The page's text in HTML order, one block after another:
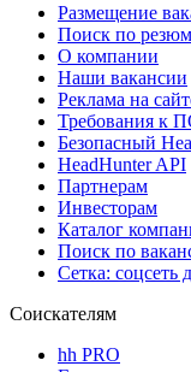
Размещение
Поиск по
О компании
Наши вакансии
Реклама на
Требования к
Безопасный
HeadHunter API
Партнерам
Инвесторам
Каталог
Поиск по
Сетка: соцсеть
Соискателям
hh PRO